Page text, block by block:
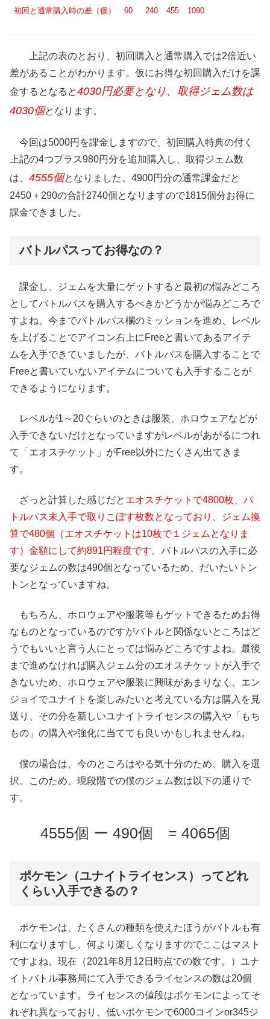
初回と通常購入時の差（個） 60 240 455 1090
上記の表のとおり、初回購入と通常購入では2倍近い
差があることがわかります。仮にお得な初回購入だけを課
金するとなると4030円必要となり、取得ジェム数は
4030個となります。
今回は5000円を課金しますので、初回購入特典の付く
上記の4つプラス980円分を追加購入し、取得ジェム数
は、 4555個となりました。 4900円分の通常課金だと
2450＋290の合計2740個となりますので1815個分お得に
課金できました。
バトルパスってお得なの？
課金し、ジェムを大量にゲットすると最初の悩みどころ
としてバトルパスを購入するべきかどうかが悩みどころで
すよね。今までバトルパス欄のミッションを進め、レベル
を上げることでアイコン右上にFreeと書いてあるアイテ
ムを入手できていましたが、バトルパスを購入することで
Freeと書いていないアイテムについても入手することが
できるようになります。
レベルが1～20ぐらいのときは服装、ホロウェアなどが
入手できないだけとなっていますがレベルがあがるにつれ
て「エオスチケット」がFree以外にたくさん出てきま
す。
ざっと計算した感じだと エオスチケットで4800枚、バ
トルパス未入手で取りこぼす枚数となっており、ジェム換
算で480個（エオスチケットは10枚で１ジェムとなりま
す）金額にして約891円程度です。 バトルパスの入手に必
要なジェムの数は490個となっているため、だいたいトン
トンとなっていますね。
もちろん、 ホロウェアや服装等もゲットできるためお得
なものとなっているのですがバトルと関係ないところはど
うでもいいと言う人にとっては悩みどころですよね。最後
まで進めなければ購入ジェム分のエオスチケットが入手で
きないため、ホロウェアや服装に興味があまりなく、エン
ジョイでユナイトを楽しみたいと考えている方は購入を見
送り、その分を新しいユナイトライセンスの購入や「もち
もの」の購入や強化に当てても良いかもしれませんね。
僕の場合は、今のところはやる気十分のため、購入を選
択。このため、現段階での僕のジェム数は以下の通りで
す。
4555個 ー 490個 = 4065個
ポケモン（ユナイトライセンス）ってどれ
くらい入手できるの？
ポケモンは、たくさんの種類を使えたほうがバトルも有
利になりますし、何より楽しくなりますのでここはマスト
ですよね。現在（2021年8月12日時点での数です。）ユナ
イトバトル事務局にて入手できるライセンスの数は20個
となっています。ライセンスの値段はポケモンによってそ
れぞれ異なっており、 低いポケモンで6000コインor345ジ